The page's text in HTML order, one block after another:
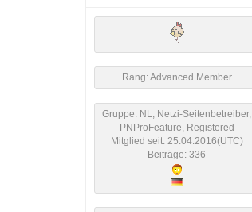
Rang: Advanced Member
Gruppe: NL, Netzi-Seitenbetreiber,
PNProFeature, Registered
Mitglied seit: 25.04.2016(UTC)
Beiträge: 336